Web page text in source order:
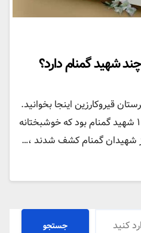
شهید گمنام دارد؟
قیروکارزین اینجا بخوانید.
شهرستان قیروکارزین دارای ۱۰ شهید گمنام بود که خوشبختانه
جستجو